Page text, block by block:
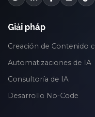
Giải pháp
Creación de Contenido
Automatizaciones de IA
Consultoría de IA
Desarrollo No-Code